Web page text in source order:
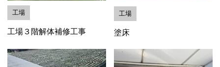
工場
工場３階解体補修工事
工場
塗床